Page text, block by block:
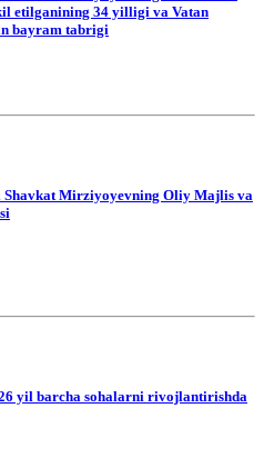
etilganining 34 yilligi va Vatan
bayram tabrigi
Shavkat Mirziyoyevning Oliy Majlis va
yil barcha sohalarni rivojlantirishda